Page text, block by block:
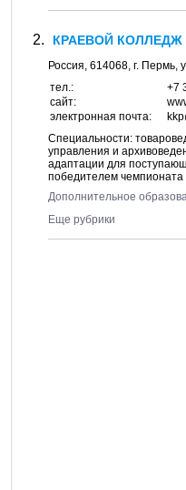
КРАЕВОЙ КОЛЛЕДЖ
Россия, 614068, г. Пермь,
тел.:
+7
сайт:
электронная почта:
Специальности:
управления и
адаптации для
победителем
Дополнительное
Еще рубрики